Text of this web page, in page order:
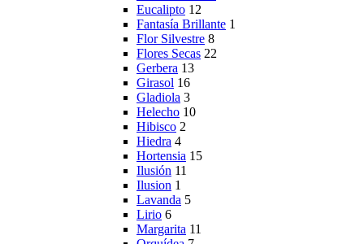
Eucalipto 12
Fantasía Brillante 1
Flor Silvestre 8
Flores Secas 22
Gerbera 13
Girasol 16
Gladiola 3
Helecho 10
Hibisco 2
Hiedra 4
Hortensia 15
Ilusión 11
Ilusion 1
Lavanda 5
Lirio 6
Margarita 11